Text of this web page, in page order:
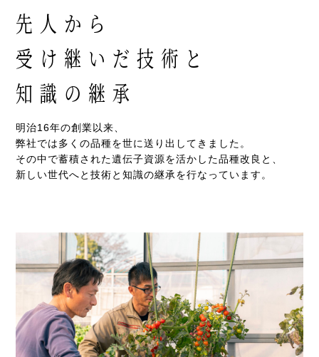
先人から
受け継いだ技術と
知識の継承
明治16年の創業以来、
弊社では多くの品種を世に送り出してきました。
その中で蓄積された遺伝子資源を活かした品種改良と、
新しい世代へと技術と知識の継承を行なっています。